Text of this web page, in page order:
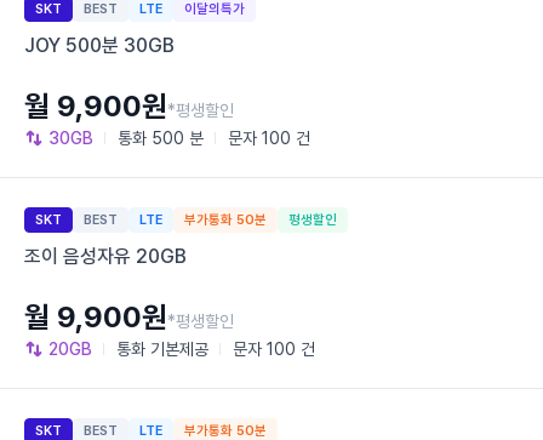
SKT BEST LTE 이달의특가
JOY 500분 30GB
30GB 통화 500 분 문자 100 건
월 9,900원*평생할인
SKT BEST LTE 부가통화 50분 평생할인
조이 음성자유 20GB
20GB 통화 기본제공 문자 100 건
월 9,900원*평생할인
SKT BEST LTE 부가통화 50분